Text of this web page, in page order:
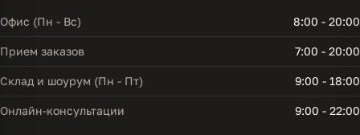
Офис (Пн - Вс) 8:00 - 20:00
Прием заказов 7:00 - 20:00
Склад и шоурум (Пн - Пт) 9:00 - 18:00
Онлайн-консультации 9:00 - 22:00